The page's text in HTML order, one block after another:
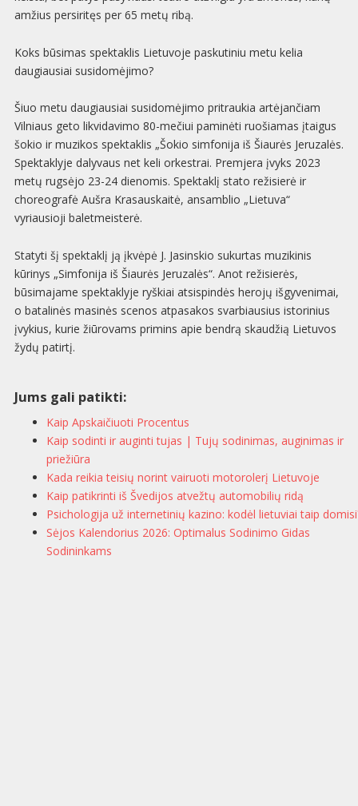
amžius persiritęs per 65 metų ribą.
Koks būsimas spektaklis Lietuvoje paskutiniu metu kelia
daugiausiai susidomėjimo?
Šiuo metu daugiausiai susidomėjimo pritraukia artėjančiam
Vilniaus geto likvidavimo 80-mečiui paminėti ruošiamas įtaigus
šokio ir muzikos spektaklis „Šokio simfonija iš Šiaurės Jeruzalės.
Spektaklyje dalyvaus net keli orkestrai. Premjera įvyks 2023
metų rugsėjo 23-24 dienomis. Spektaklį stato režisierė ir
choreografė Aušra Krasauskaitė, ansamblio „Lietuva“
vyriausioji baletmeisterė.
Statyti šį spektaklį ją įkvėpė J. Jasinskio sukurtas muzikinis
kūrinys „Simfonija iš Šiaurės Jeruzalės“. Anot režisierės,
būsimajame spektaklyje ryškiai atsispindės herojų išgyvenimai,
o batalinės masinės scenos atpasakos svarbiausius istorinius
įvykius, kurie žiūrovams primins apie bendrą skaudžią Lietuvos
žydų patirtį.
Jums gali patikti:
Kaip Apskaičiuoti Procentus
Kaip sodinti ir auginti tujas | Tujų sodinimas, auginimas ir
priežiūra
Kada reikia teisių norint vairuoti motorolerį Lietuvoje
Kaip patikrinti iš Švedijos atvežtų automobilių ridą
Psichologija už internetinių kazino: kodėl lietuviai taip
Sėjos Kalendorius 2026: Optimalus Sodinimo Gidas
Sodininkams